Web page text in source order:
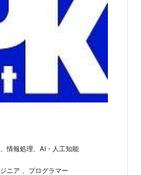
情報処理、AI・人工知能
ニア 、プログラマー